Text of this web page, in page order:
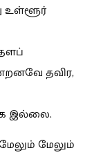
உள்ளூர்
தவிர,
இல்லை.
மேலும்